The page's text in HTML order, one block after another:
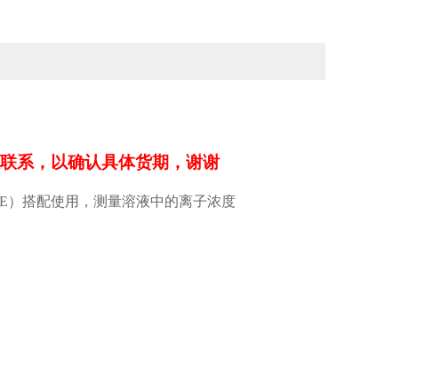
系，以确认具体货期，谢谢
）搭配使用，测量溶液中的离子浓度